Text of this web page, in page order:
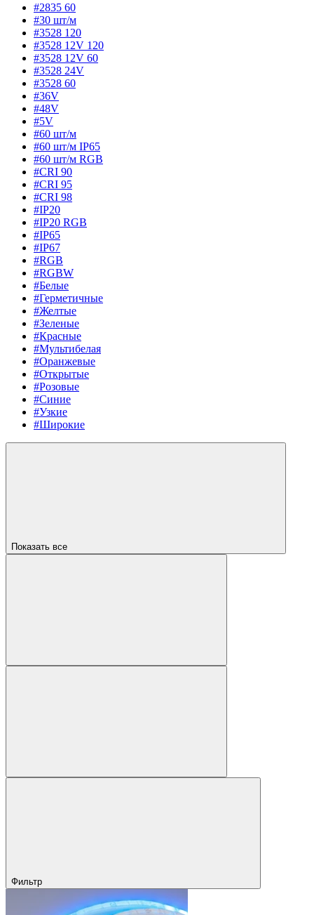
#2835 60
#30 шт/м
#3528 120
#3528 12V 120
#3528 12V 60
#3528 24V
#3528 60
#36V
#48V
#5V
#60 шт/м
#60 шт/м IP65
#60 шт/м RGB
#CRI 90
#CRI 95
#CRI 98
#IP20
#IP20 RGB
#IP65
#IP67
#RGB
#RGBW
#Белые
#Герметичные
#Желтые
#Зеленые
#Красные
#Мультибелая
#Оранжевые
#Открытые
#Розовые
#Синие
#Узкие
#Широкие
Показать все
Фильтр